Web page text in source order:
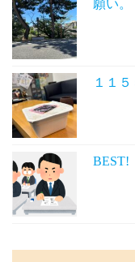
願い。
１１５
BEST!